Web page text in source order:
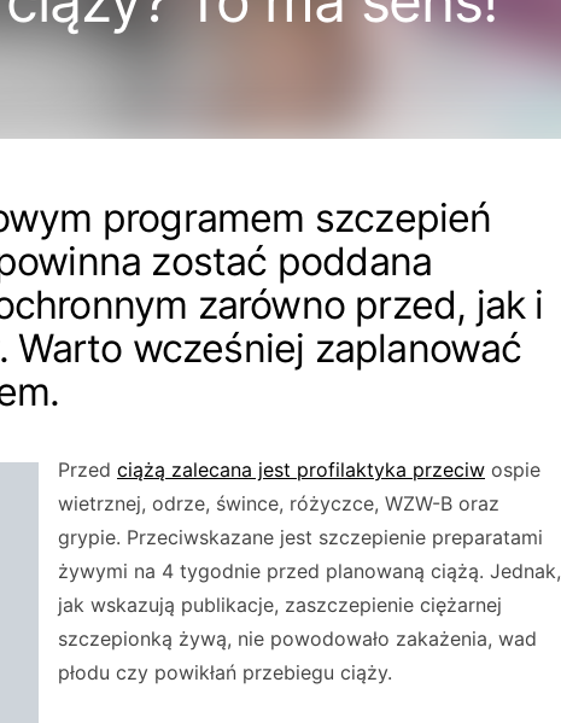
programem szczepień
zostać poddana
zarówno przed, jak i
Warto wcześniej zaplanować
Przed ciążą zalecana jest profilaktyka przeciw ospie
wietrznej, odrze, śwince, różyczce, WZW-B oraz
grypie. Przeciwskazane jest szczepienie preparatami
żywymi na 4 tygodnie przed planowaną ciążą. Jednak,
jak wskazują publikacje, zaszczepienie ciężarnej
szczepionką żywą, nie powodowało zakażenia, wad
płodu czy powikłań przebiegu ciąży.